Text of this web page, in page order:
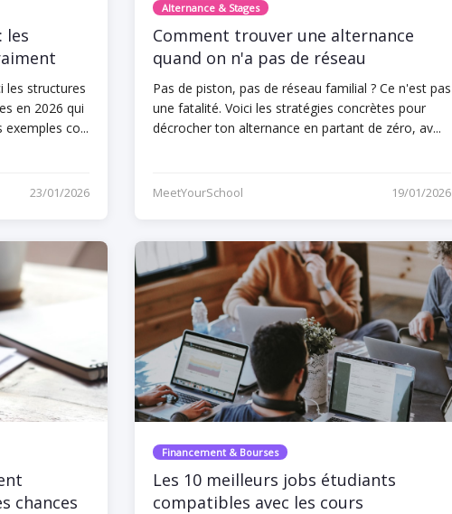
les
les structures
en 2026 qui
co...
23/01/2026
Alternance & Stages
Comment trouver une alternance
quand on n'a pas de réseau
Pas de piston, pas de réseau familial ? Ce n'est pas
une fatalité. Voici les stratégies concrètes pour
décrocher ton alternance en partant de zéro, av...
MeetYourSchool 19/01/2026
chances
Financement & Bourses
Les 10 meilleurs jobs étudiants
compatibles avec les cours